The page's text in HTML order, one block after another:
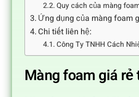
Quy cách của màng
Ứng dụng của màng foam
Chi tiết liên hệ:
Công Ty TNHH Cách
Màng foam giá